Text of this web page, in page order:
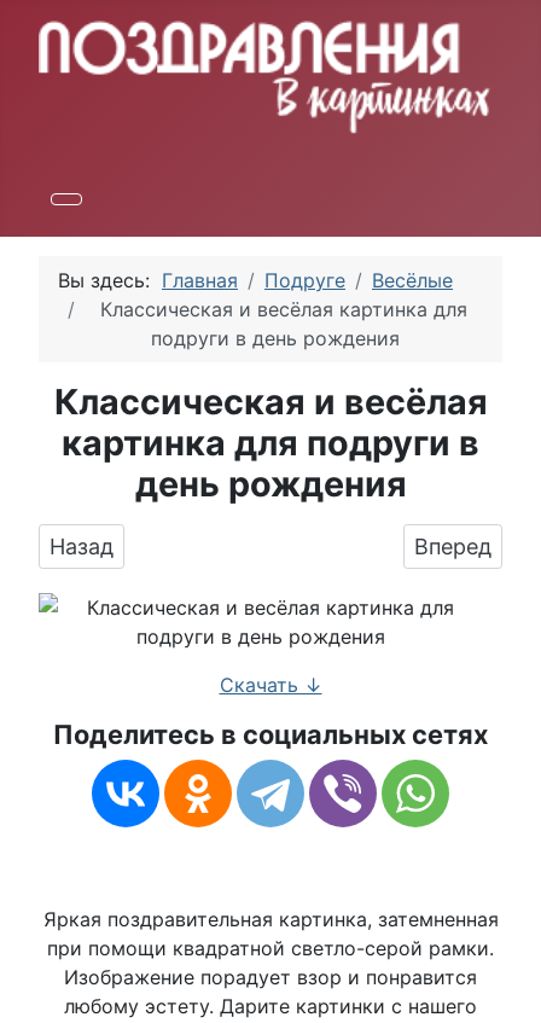
Вы здесь: Главная Подруге
Весёлые
Классическая и весёлая картинка для
подруги в день рождения
Классическая и весёлая
картинка для подруги в
день рождения
Предыдущий: Весело поздравить с днём
Назад Вперед
Скачать ↓
Поделитесь в социальных сетях
Яркая поздравительная картинка, затемненная
при помощи квадратной светло-серой рамки.
Изображение порадует взор и понравится
любому эстету. Дарите картинки с нашего